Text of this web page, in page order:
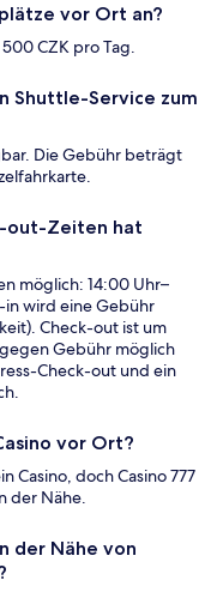
vor Ort an?
CZK pro Tag.
Shuttle-Service zum
Die Gebühr beträgt
out-Zeiten hat
möglich: 14:00 Uhr–
in wird eine Gebühr
Check-out ist um
Gebühr möglich
Check-out und ein
vor Ort?
Casino, doch Casino 777
der Nähe.
der Nähe von